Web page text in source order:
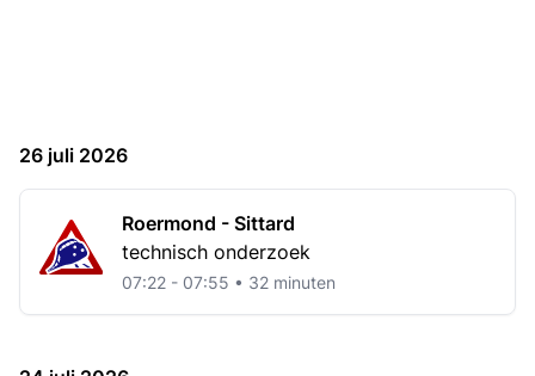
26 juli 2026
Roermond - Sittard
technisch onderzoek
07:22 - 07:55 • 32 minuten